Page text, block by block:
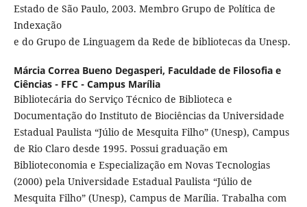
Estado de São Paulo, 2003. Membro Grupo de Política de
Indexação
e do Grupo de Linguagem da Rede de bibliotecas da Unesp.
Márcia Correa Bueno Degasperi, Faculdade de Filosofia e
Ciências - FFC - Campus Marília
Bibliotecária do Serviço Técnico de Biblioteca e
Documentação do Instituto de Biociências da Universidade
Estadual Paulista “Júlio de Mesquita Filho” (Unesp), Campus
de Rio Claro desde 1995. Possui graduação em
Biblioteconomia e Especialização em Novas Tecnologias
(2000) pela Universidade Estadual Paulista “Júlio de
Mesquita Filho” (Unesp), Campus de Marília. Trabalha com